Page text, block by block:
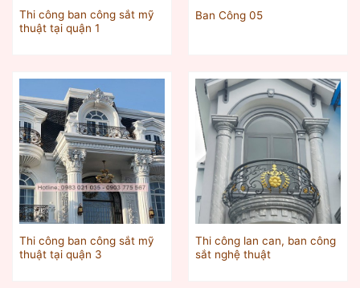
Thi công ban công sắt mỹ
thuật tại quận 1
Ban Công 05
Thi công ban công sắt mỹ
thuật tại quận 3
Thi công lan can, ban công
sắt nghệ thuật